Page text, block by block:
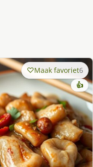
Maak favoriet6
👍